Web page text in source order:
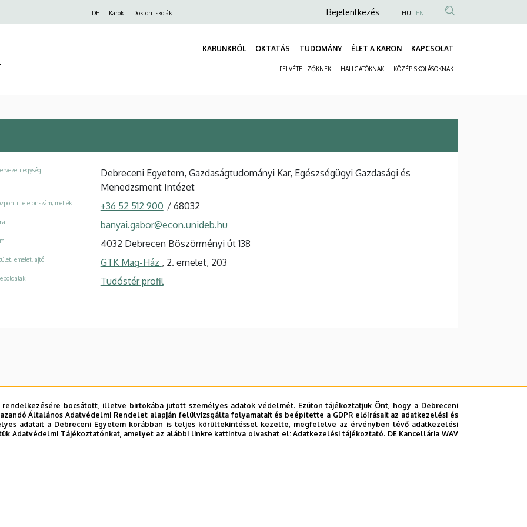
DE Karok Doktori iskolák
Anonim
fiók
Bejelentkezés HU EN
KARUNKRÓL OKTATÁS TUDOMÁNY ÉLET A KARON KAPCSOLAT
FELVÉTELIZŐKNEK HALLGATÓKNAK KÖZÉPISKOLÁSOKNAK
egység
Debreceni Egyetem, Gazdaságtudományi Kar, Egészségügyi Gazdasági és
Menedzsment Intézet
telefonszám, mellék +36 52 512 900 / 68032
banyai.gabor@econ.unideb.hu
4032 Debrecen Böszörményi út 138
emelet, ajtó GTK Mag-Ház , 2. emelet, 203
Tudóstér profil
bocsátott, illetve birtokába jutott személyes adatok védelmét. Ezúton tájékoztatjuk Önt, hogy a Debreceni
Általános Adatvédelmi Rendelet alapján felülvizsgálta folyamatait és beépítette a GDPR előírásait az adatkezelési és
adatait a Debreceni Egyetem korábban is teljes körültekintéssel kezelte, megfelelve az érvényben lévő adatkezelési
Adatvédelmi Tájékoztatónkat, amelyet az alábbi linkre kattintva olvashat el:Adatkezelési tájékoztató. DE Kancellária WAV